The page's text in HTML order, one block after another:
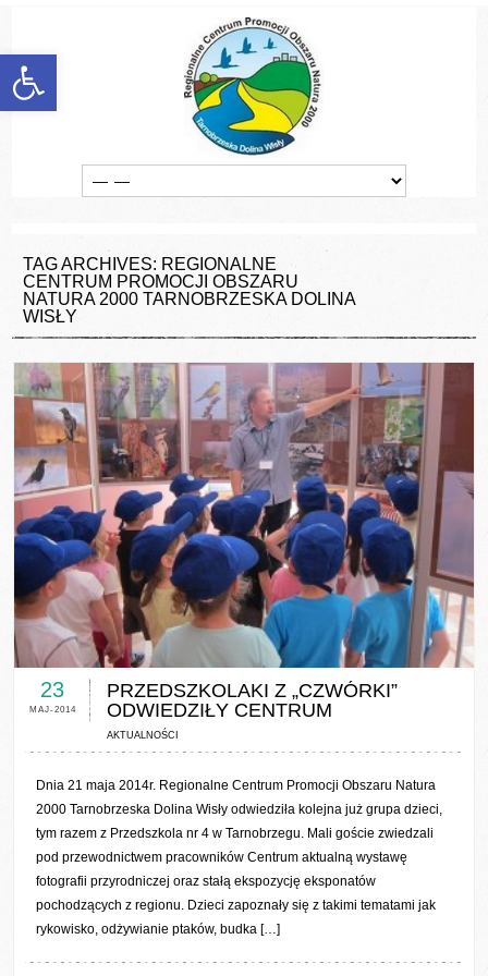
Otwórz pasek narzędzi
generalize
information
manufacturers
marketing
TAG ARCHIVES: REGIONALNE
CENTRUM PROMOCJI OBSZARU
NATURA 2000 TARNOBRZESKA DOLINA
WISŁY
0 COMMENTS / 0 VOTES
23
MAJ-2014
PRZEDSZKOLAKI Z „CZWÓRKI”
ODWIEDZIŁY CENTRUM
AKTUALNOŚCI
Dnia 21 maja 2014r. Regionalne Centrum Promocji Obszaru Natura
2000 Tarnobrzeska Dolina Wisły odwiedziła kolejna już grupa dzieci,
tym razem z Przedszkola nr 4 w Tarnobrzegu. Mali goście zwiedzali
pod przewodnictwem pracowników Centrum aktualną wystawę
fotografii przyrodniczej oraz stałą ekspozycję eksponatów
pochodzących z regionu. Dzieci zapoznały się z takimi tematami jak
rykowisko, odżywianie ptaków, budka […]